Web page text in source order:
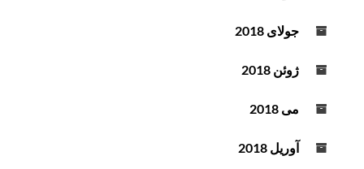
جولای 2018
ژوئن 2018
می 2018
آوریل 2018